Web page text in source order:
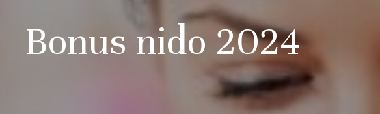
Bonus nido 2024